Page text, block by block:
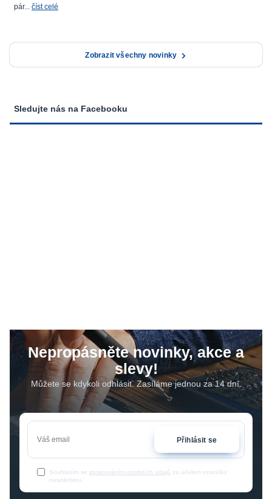
pár... číst celé
Zobrazit všechny novinky
Sledujte nás na Facebooku
Nepropásněte novinky, akce a
slevy!
Můžete se kdykoli odhlásit. Zasíláme jednou za 14 dní.
Přihlásit se
Souhlasím se zpracováním osobních údajů za účelem rozesílky
newsletteru.